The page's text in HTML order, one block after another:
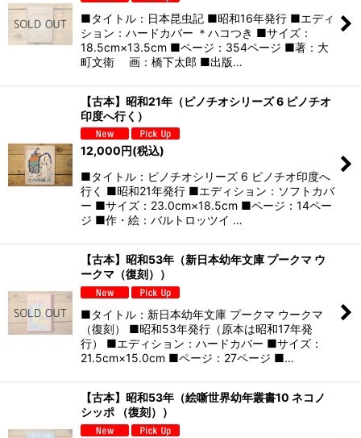
■タイトル：日本昆虫記 ■昭和16年発行 ■エディ
ション：ハードカバー ＊ハコつき ■サイズ：
18.5cm×13.5cm ■ページ：354ページ ■著：大
町文衛 画：橋下太郎 ■出版…
【古本】昭和21年（ピノチオシリーズ 6 ピノチオ
印度へ行く）
12,000円(税込)
■タイトル：ピノチオシリーズ 6 ピノチオ印度へ
行く ■昭和21年発行 ■エディション：ソフトカバ
ー ■サイズ：23.0cm×18.5cm ■ページ：14ペー
ジ ■作・絵：バルトロッツイ …
【古本】昭和53年（新日本幼年文庫 プークマ ウ
ークマ（復刻））
■タイトル：新日本幼年文庫 プークマ ウークマ
（復刻） ■昭和53年発行（原本は昭和17年発
行） ■エディション：ハードカバー ■サイズ：
21.5cm×15.0cm ■ページ：27ページ ■…
【古本】昭和53年（絵噺世界幼年叢書10 ネコノ
シッポ （復刻））